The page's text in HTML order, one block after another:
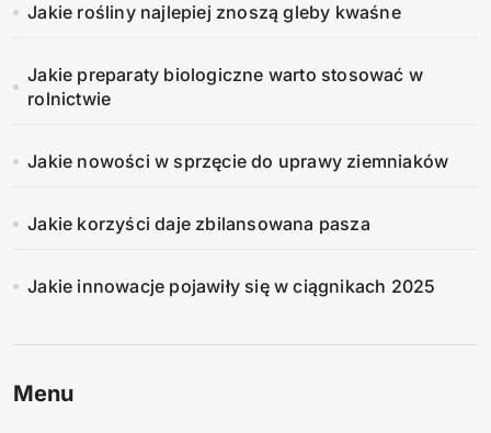
Jakie rośliny najlepiej znoszą gleby kwaśne
Jakie preparaty biologiczne warto stosować w
rolnictwie
Jakie nowości w sprzęcie do uprawy ziemniaków
Jakie korzyści daje zbilansowana pasza
Jakie innowacje pojawiły się w ciągnikach 2025
Menu